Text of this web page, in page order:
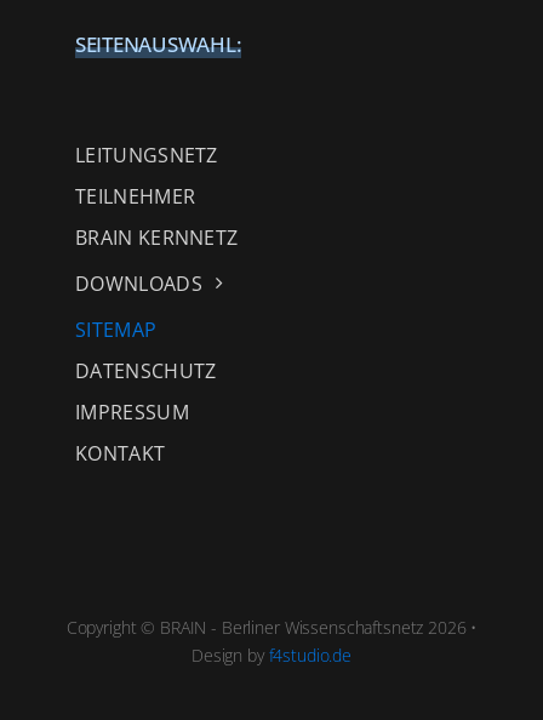
SEITENAUSWAHL:
LEITUNGSNETZ
TEILNEHMER
BRAIN KERNNETZ
DOWNLOADS
SITEMAP
DATENSCHUTZ
IMPRESSUM
KONTAKT
Copyright © BRAIN - Berliner Wissenschaftsnetz 2026 •
Design byf4studio.de